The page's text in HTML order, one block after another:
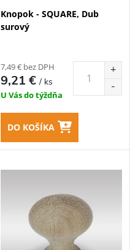
Knopok - SQUARE, Dub
surový
7,49 € bez DPH
9,21 €/ ks
U Vás do týždňa
DO KOŠÍKA